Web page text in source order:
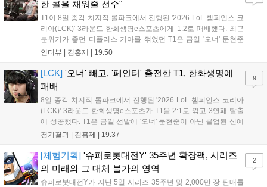
한 콜을 채워줄 선수"
T1이 8일 종각 치지직 롤파크에서 진행된 '2026 LoL 챔피언스 코
리아(LCK)' 3라운드 한화생명e스포츠에게 1:2로 패배했다. 최근
분위기가 좋던 디플러스 기아를 꺾었던 T1은 금일 '오너' 문현준
을 빼고 신예 '페인터' 김은후를 투입시키는 강수를 뒀으나 결국
즈' 김수환의 인터뷰 내...
인터뷰 | 김홍제 | 19:50
[LCK] '오너' 빼고, '페인터' 출전한 T1, 한화생명에
패배
8일 종각 치지직 롤파크에서 진행된 '2026 LoL 챔피언스 코리아
(LCK)' 3라운드 한화생명e스포츠가 T1을 2:1로 꺾고 3연패 탈출
에 성공했다. T1은 금일 선발에 '오너' 문현준이 아닌 콜업된 신예
'페인터' 김은후를 투입했지만, 결국 1:2로 패배하고 말았다. T1은
을 빼냈다....
경기결과 | 김홍제 | 19:37
9
[체험기획] '슈퍼로봇대전Y' 35주년 확장팩, 시리즈
의 미래와 그 대체 불가의 영역
슈퍼로봇대전Y가 지난 5일 시리즈 35주년 및 2,000만 장 판매를
2